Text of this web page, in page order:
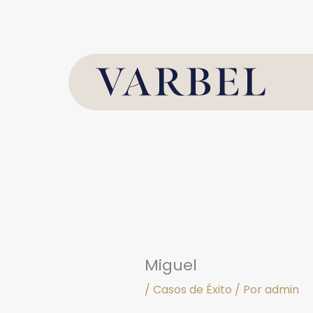
Miguel
/ Casos de Éxito / Poradmin